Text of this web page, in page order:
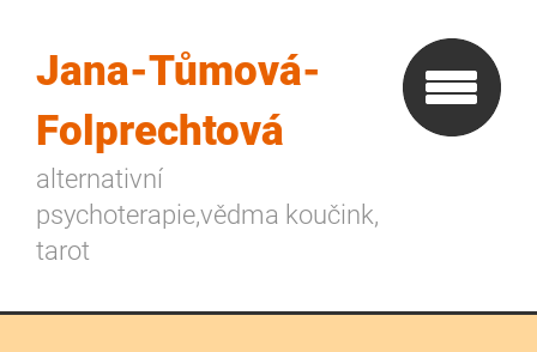
Jana-Tůmová-
Folprechtová
alternativní
psychoterapie,vědma koučink,
tarot